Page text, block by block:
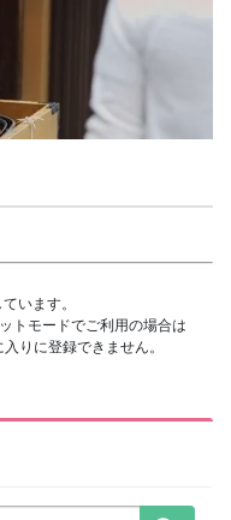
います。
トモードでご利用の場合は
りに登録できません。